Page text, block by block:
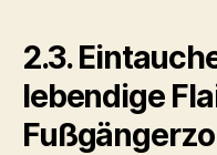
2.3.
lebendige